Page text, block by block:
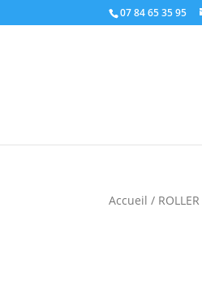
07 84 65 35 95
Accueil / ROLLER